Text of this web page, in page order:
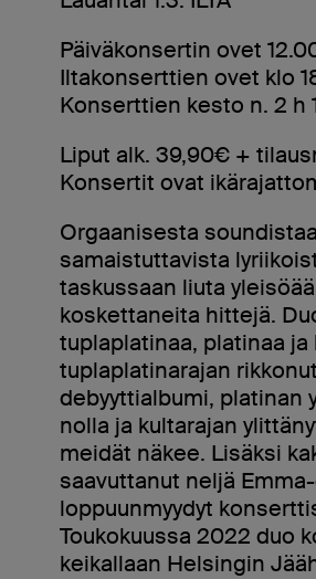
Päiväkonsertin ovet
Iltakonserttien ovet klo
Konserttien kesto n. 2 h
Liput alk. 39,90€ +
Konsertit ovat
Orgaanisesta
samaistuttavista
taskussaan liuta
koskettaneita hittejä.
tuplaplatinaa, platinaa
tuplaplatinarajan
debyyttialbumi, platinan
nolla ja kultarajan
meidät näkee. Lisäksi
saavuttanut neljä
loppuunmyydyt
Toukokuussa 2022 duo
keikallaan Helsingin